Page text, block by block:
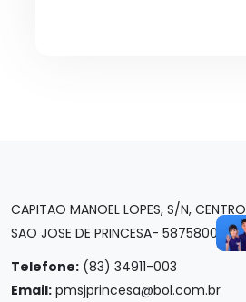
CAPITAO MANOEL LOPES, S/N, CENTRO
SAO JOSE DE PRINCESA- 58758000
Telefone: (83) 34911-003
Email: pmsjprincesa@bol.com.br